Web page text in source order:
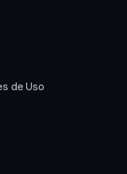
de Uso